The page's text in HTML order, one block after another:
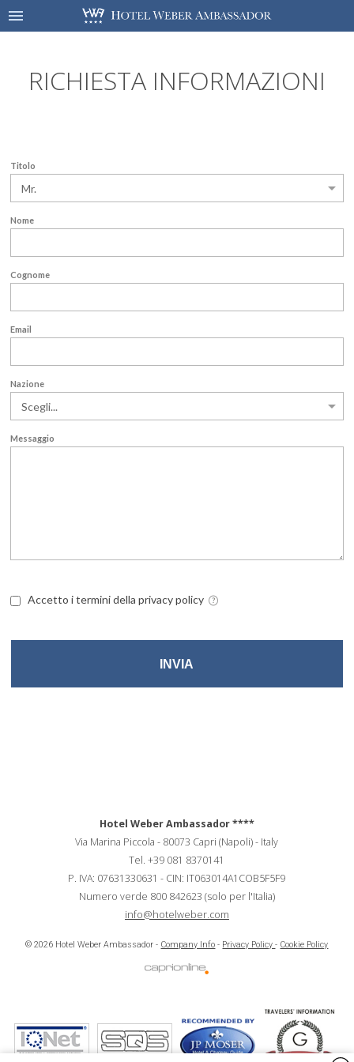
RICHIESTA INFORMAZIONI
Titolo
Nome
Cognome
Email
Nazione
Messaggio
Accetto i termini della privacy policy
INVIA
Hotel Weber Ambassador****
Via Marina Piccola - 80073 Capri (Napoli)- Italy
Tel.+39 081 8370141
P. IVA: 07631330631 - CIN: IT063014A1COB5F5F9
Numero verde 800 842623 (solo per l'Italia)
info@hotelweber.com
© 2026 Hotel Weber Ambassador - Company Info - Privacy Policy- Cookie Policy
P.IVA e CF:07631330631
Via Marina Piccola, 118 - Capri, Napoli (Italy) - 80073 Capri (Napoli) - Italy